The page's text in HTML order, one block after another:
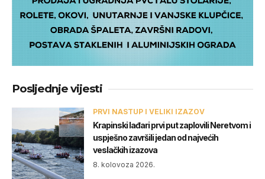
Posljednje vijesti
PRVI NASTUP I VELIKI IZAZOV
Krapinski lađari prvi put zaplovili Neretvom i
uspješno završili jedan od najvećih
veslačkih izazova
8. kolovoza 2026.